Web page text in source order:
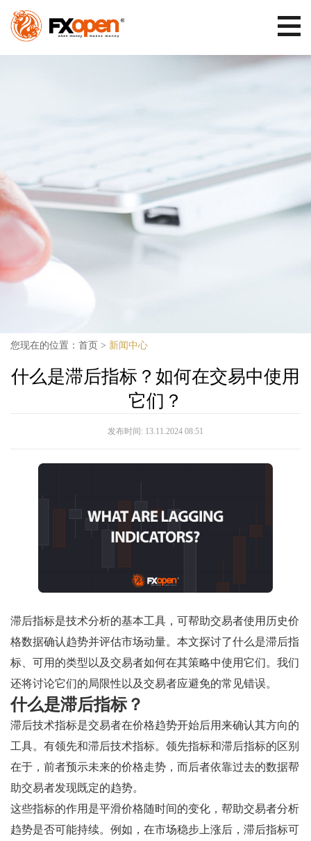
您现在的位置： 首页 > 新闻中心
什么是滞后指标？如何在交易中使用
它们？
发布时间: 13.11.2024 08:51
滞后指标是技术分析的基本工具，可帮助交易者使用历史价
格数据确认趋势并评估市场动量。本文探讨了什么是滞后指
标、可用的类型以及交易者如何在其策略中使用它们。我们
还将讨论它们的局限性以及交易者应避免的常见错误。
什么是滞后指标？
滞后技术指标是交易者在价格趋势开始后用来确认其方向的
工具。有领先和滞后技术指标。领先指标和滞后指标的区别
在于，前者预示未来的价格走势，而后者依靠过去的数据帮
助交易者发现既定的趋势。
这些指标的作用是平滑价格随时间的变化，帮助交易者分析
趋势是否可能持续。例如，在市场稳步上涨后，滞后指标可